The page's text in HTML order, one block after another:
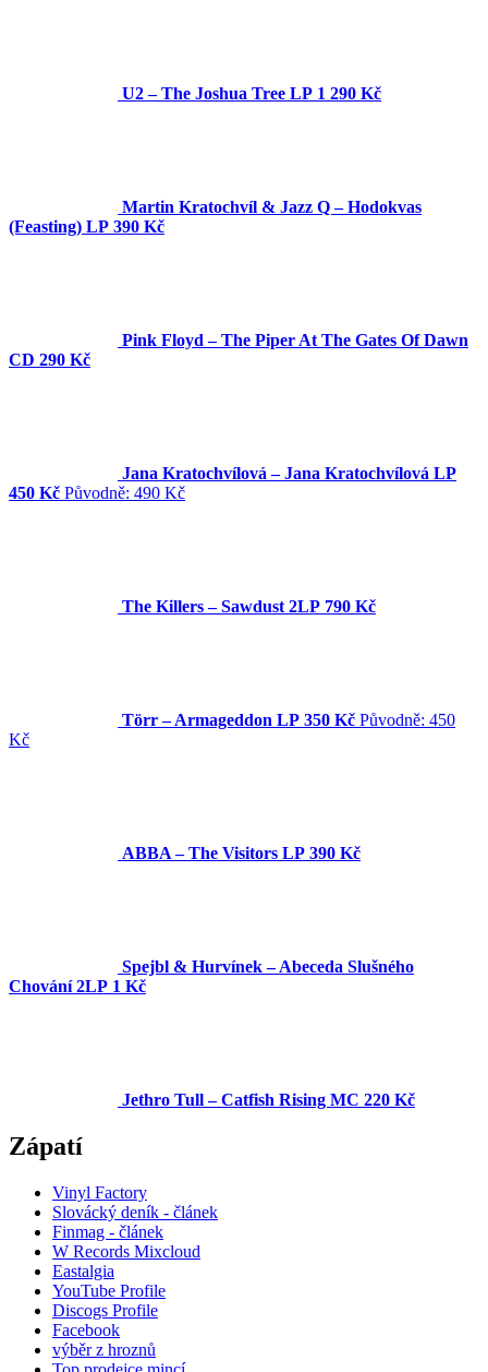
U2 – The Joshua Tree LP 1 290 Kč
Martin Kratochvíl & Jazz Q ‎– Hodokvas
(Feasting) LP 390 Kč
Pink Floyd – The Piper At The Gates Of Dawn
CD 290 Kč
Jana Kratochvílová – Jana Kratochvílová LP
450 Kč Původně: 490 Kč
The Killers – Sawdust 2LP 790 Kč
Törr – Armageddon LP 350 Kč Původně: 450
Kč
ABBA – The Visitors LP 390 Kč
Spejbl & Hurvínek – Abeceda Slušného
Chování 2LP 1 Kč
Jethro Tull – Catfish Rising MC 220 Kč
Zápatí
Vinyl Factory
Slovácký deník - článek
Finmag - článek
W Records Mixcloud
Eastalgia
YouTube Profile
Discogs Profile
Facebook
výběr z hroznů